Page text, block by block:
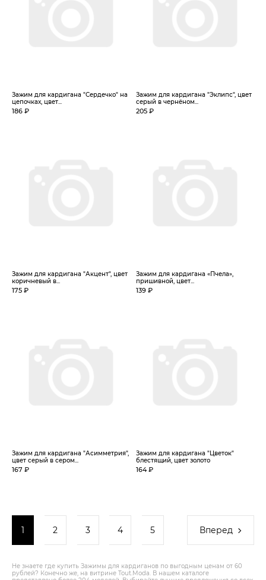
Зажим для кардигана "Сердечко" на
цепочках, цвет...
186 ₽
Зажим для кардигана "Эклипс", цвет
серый в чернёном...
205 ₽
Зажим для кардигана "Акцент", цвет
коричневый в...
175 ₽
Зажим для кардигана «Пчела»,
пришивной, цвет...
139 ₽
Зажим для кардигана "Асимметрия",
цвет серый в сером...
167 ₽
Зажим для кардигана "Цветок"
блестящий, цвет золото
164 ₽
1 2 3 4 5 Вперед
Не знаете где купить Зажимы для кардиганов по выгодным ценам от 60
рублей? Конечно же, на витрине Tout.Modа. В нашем каталоге